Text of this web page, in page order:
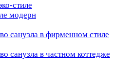
стиле
модерн
санузла в фирменном стиле
санузла в частном коттедже